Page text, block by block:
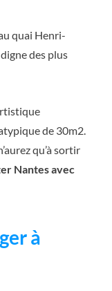
quai Henri-
des plus
de 30m2.
qu’à sortir
Nantes avec
à